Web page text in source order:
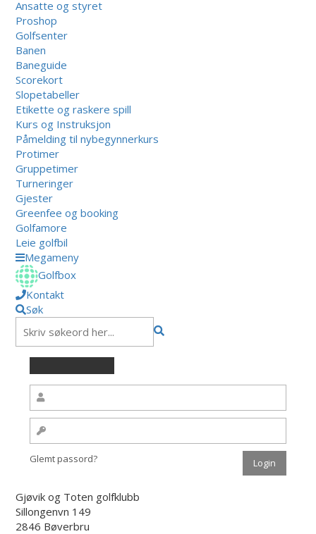
Ansatte og styret
Proshop
Golfsenter
Banen
Baneguide
Scorekort
Slopetabeller
Etikette og raskere spill
Kurs og Instruksjon
Påmelding til nybegynnerkurs
Protimer
Gruppetimer
Turneringer
Gjester
Greenfee og booking
Golfamore
Leie golfbil
Megameny
Golfbox
Kontakt
Søk
Glemt passord?
Gjøvik og Toten golfklubb
Sillongenvn 149
2846 Bøverbru